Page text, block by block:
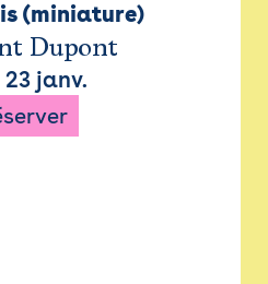
(miniature)
Dupont
23 janv.